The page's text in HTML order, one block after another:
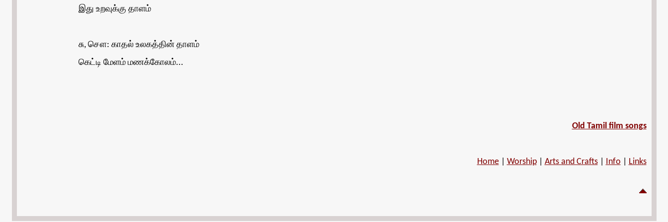
இது உறவுக்கு தாளம்
சு, சௌ: காதல் உலகத்தின் தாளம்
கெட்டி மேளம் மணக்கோலம்...
Old Tamil film songs
Home| Worship| Arts and Crafts| Info Links